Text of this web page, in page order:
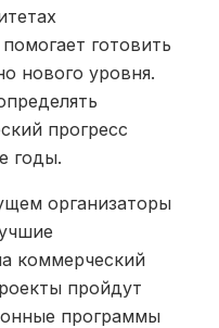
готовить
нового уровня.
прогресс
годы.
организаторы
коммерческий
пройдут
программы